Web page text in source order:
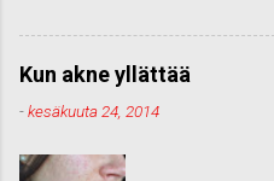
Kun akne yllättää
-kesäkuuta 24, 2014